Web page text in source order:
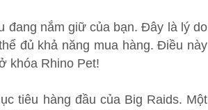
đang nắm giữ của bạn. Đây là lý do
đủ khả năng mua hàng. Điều này
khóa Rhino Pet!
tiêu hàng đầu của Big Raids. Một